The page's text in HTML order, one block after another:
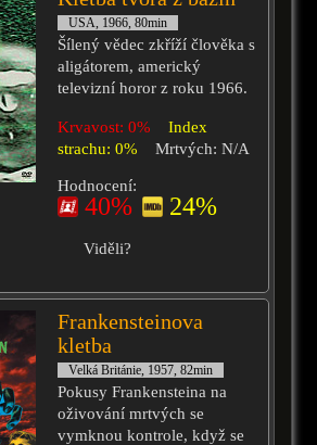
USA, 1966, 80min
Šílený vědec zkříží člověka s
aligátorem, americký
televizní horor z roku 1966.
Krvavost: 0%
Index
strachu: 0%
Mrtvých: N/A
Hodnocení:
40% 24%
Viděli?
Frankensteinova
kletba
Velká Británie, 1957, 82min
Pokusy Frankensteina na
oživování mrtvých se
vymknou kontrole, když se